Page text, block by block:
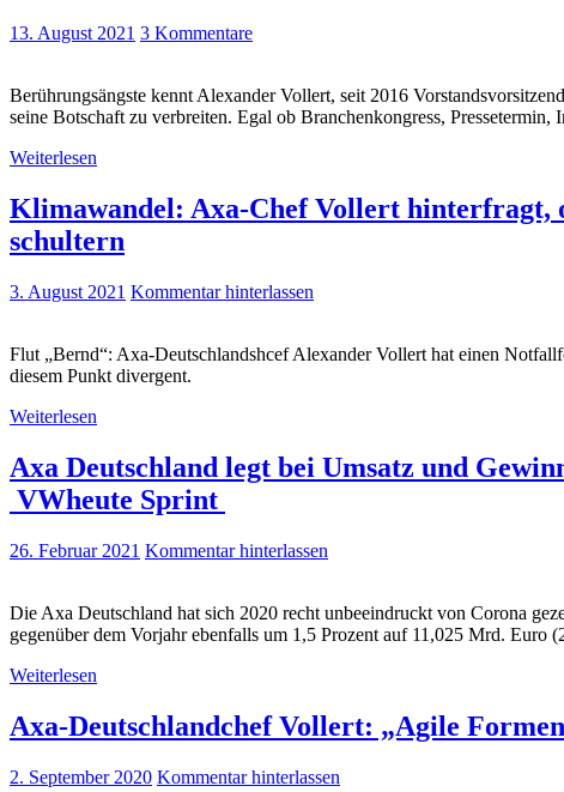
13. August 2021 3 Kommentare
Berührungsängste kennt Alexander Vollert, seit 2016
seine Botschaft zu verbreiten. Egal ob Branchenkongress,
Weiterlesen
Klimawandel: Axa-Chef Vollert hinterfragt,
schultern
3. August 2021 Kommentar hinterlassen
Flut „Bernd“: Axa-Deutschlandshcef Alexander Vollert hat einen
diesem Punkt divergent.
Weiterlesen
Axa Deutschland legt bei Umsatz und
VWheute Sprint
26. Februar 2021 Kommentar hinterlassen
Die Axa Deutschland hat sich 2020 recht unbeeindruckt von Corona
gegenüber dem Vorjahr ebenfalls um 1,5 Prozent auf 11,025 Mrd. Euro
Weiterlesen
Axa-Deutschlandchef Vollert: „Agile
2. September 2020 Kommentar hinterlassen